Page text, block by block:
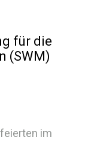
für die
(SWM)
im